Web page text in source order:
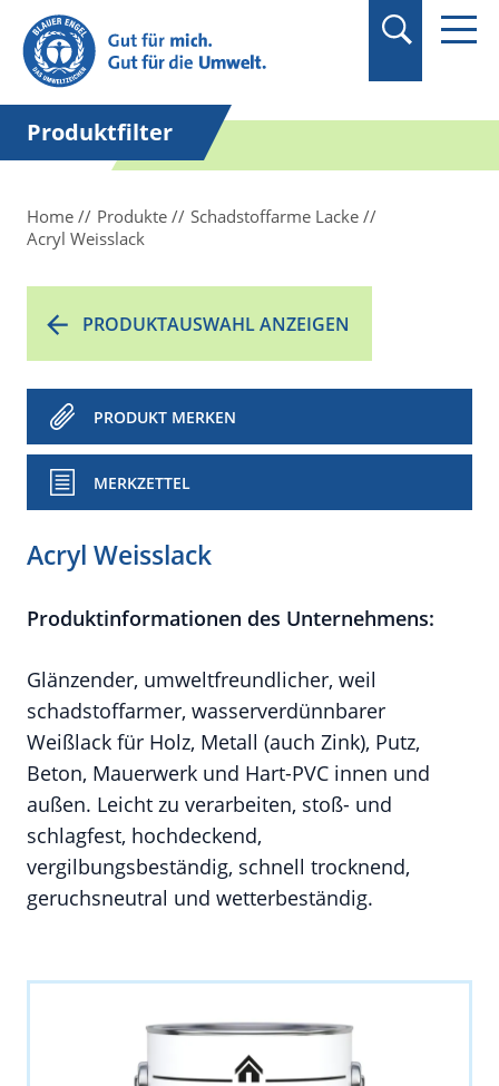
Suchbegriff in
Anführungszeichen
setzen.
Produktfilter
Home Produkte
Schadstoffarme Lacke
Acryl Weisslack
PRODUKTAUSWAHL ANZEIGEN
PRODUKT MERKEN
MERKZETTEL
Acryl Weisslack
Produktinformationen des Unternehmens:
Glänzender, umweltfreundlicher, weil
schadstoffarmer, wasserverdünnbarer
Weißlack für Holz, Metall (auch Zink), Putz,
Beton, Mauerwerk und Hart-PVC innen und
außen. Leicht zu verarbeiten, stoß- und
schlagfest, hochdeckend,
vergilbungsbeständig, schnell trocknend,
geruchsneutral und wetterbeständig.